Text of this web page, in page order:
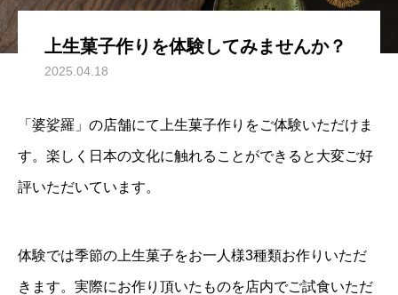
上生菓子作りを体験してみませんか？
2025.04.18
「婆娑羅」の店舗にて上生菓子作りをご体験いただけま
す。楽しく日本の文化に触れることができると大変ご好
評いただいています。
体験では季節の上生菓子をお一人様3種類お作りいただ
きます。実際にお作り頂いたものを店内でご試食いただ